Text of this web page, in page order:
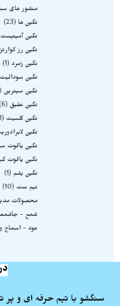
منشور های
نگین ها
23
نگین آمیتیست
نگین رز کوارتز
نگین زمرد
1
نگین سودالیت
نگین سیترین
نگین عقیق
6
نگین کلسیت
نگین
نگین یاقوت
نگین یاقوت
نگین یشم
1
نیم ست
10
محصولات
شمع -
عود - اسماج
سنگشو با تیم حرفه ای و پر